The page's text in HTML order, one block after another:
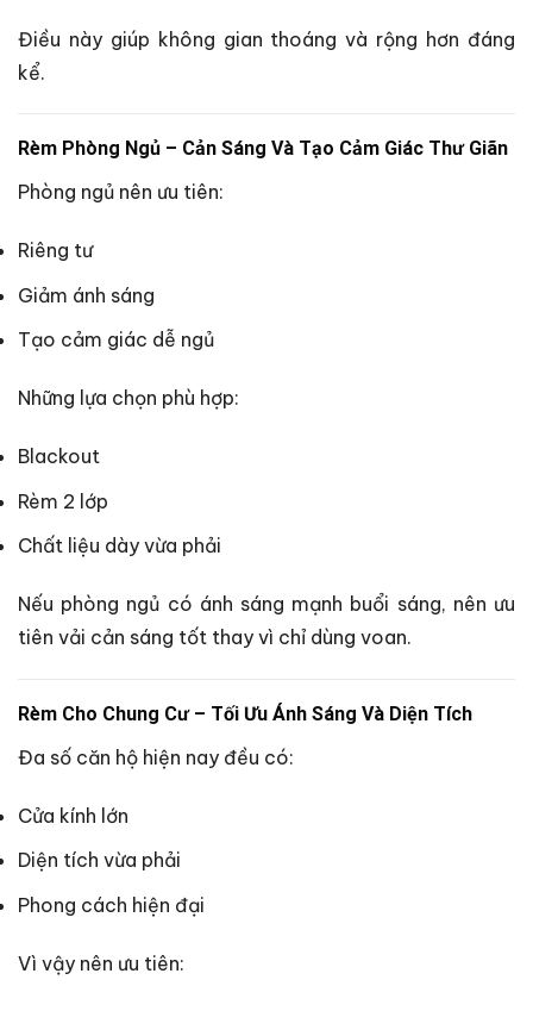
Điều này giúp không gian thoáng và rộng hơn đáng
kể.
Rèm Phòng Ngủ – Cản Sáng Và Tạo Cảm Giác Thư Giãn
Phòng ngủ nên ưu tiên:
Riêng tư
Giảm ánh sáng
Tạo cảm giác dễ ngủ
Những lựa chọn phù hợp:
Blackout
Rèm 2 lớp
Chất liệu dày vừa phải
Nếu phòng ngủ có ánh sáng mạnh buổi sáng, nên ưu
tiên vải cản sáng tốt thay vì chỉ dùng voan.
Rèm Cho Chung Cư – Tối Ưu Ánh Sáng Và Diện Tích
Đa số căn hộ hiện nay đều có:
Cửa kính lớn
Diện tích vừa phải
Phong cách hiện đại
Vì vậy nên ưu tiên: